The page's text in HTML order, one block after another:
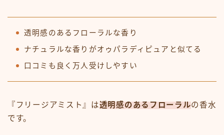
透明感のあるフローラルな香り
ナチュラルな香りがオゥパラディピュアと似てる
口コミも良く万人受けしやすい
『フリージアミスト』は透明感のあるフローラルの香水
です。